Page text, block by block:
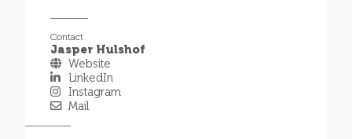
Contact
Jasper Hulshof
Website
LinkedIn
Instagram
Mail